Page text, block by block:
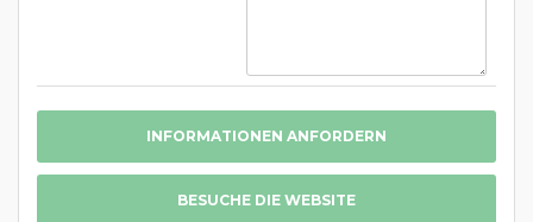
INFORMATIONEN ANFORDERN
BESUCHE DIE WEBSITE